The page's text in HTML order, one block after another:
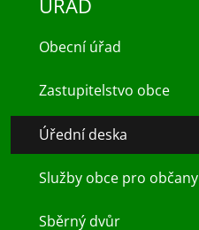
Obecní úřad
Zastupitelstvo obce
Úřední deska
Služby obce pro občany
Sběrný dvůr